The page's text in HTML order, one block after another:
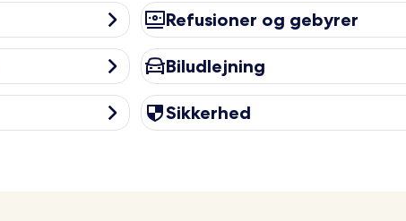
Refusioner og gebyrer
Refusioner og gebyrer
Biludlejning
Biludlejning
Sikkerhed
Sikkerhed